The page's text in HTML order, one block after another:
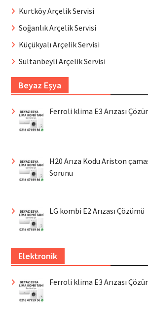
Kurtköy Arçelik Servisi
Soğanlık Arçelik Servisi
Küçükyalı Arçelik Servisi
Sultanbeyli Arçelik Servisi
Beyaz Eşya
Ferroli klima E3 Arızası
H20 Arıza Kodu Ariston
Sorunu
LG kombi E2 Arızası Çözümü
Elektronik
Ferroli klima E3 Arızası